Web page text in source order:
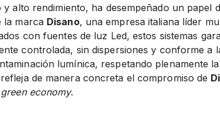
alto rendimiento, ha desempeñado un papel
la marca Disano, una empresa italiana líder
con fuentes de luz Led, estos sistemas
controlada, sin dispersiones y conforme a
lumínica, respetando plenamente
de manera concreta el compromiso de
green economy.